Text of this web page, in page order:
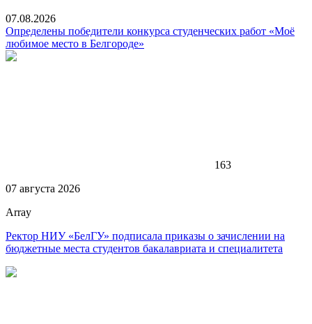
07.08.2026
Определены победители конкурса студенческих работ «Моё
любимое место в Белгороде»
163
07 августа 2026
Array
Ректор НИУ «БелГУ» подписала приказы о зачислении на
бюджетные места студентов бакалавриата и специалитета